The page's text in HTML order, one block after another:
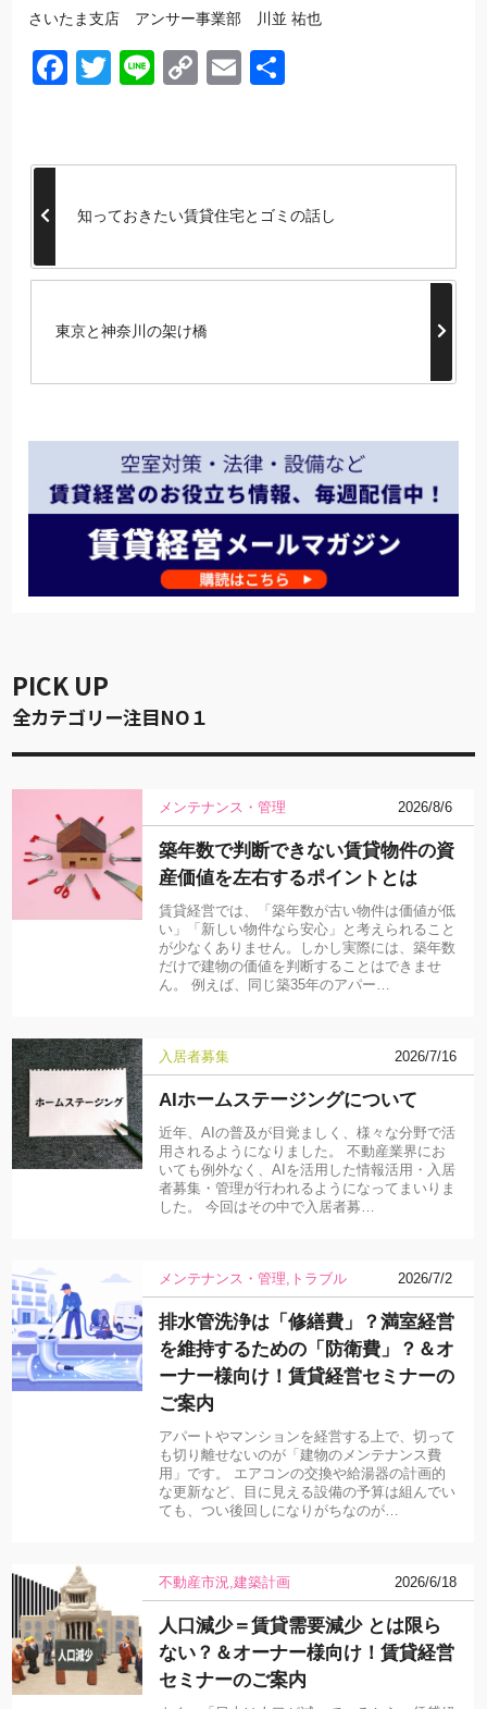
さいたま支店 アンサー事業部 川並 祐也
Facebook
Twitter
LineCopyEmail
知っておきたい賃貸住宅とゴミの話し
東京と神奈川の架け橋
PICK UP
全カテゴリー注目NO１
メンテナンス・管理 2026/8/6
築年数で判断できない賃貸物件の資
産価値を左右するポイントとは
賃貸経営では、「築年数が古い物件は価値が低
い」「新しい物件なら安心」と考えられること
が少なくありません。しかし実際には、築年数
だけで建物の価値を判断することはできませ
ん。 例えば、同じ築35年のアパー…
入居者募集 2026/7/16
AIホームステージングについて
近年、AIの普及が目覚ましく、様々な分野で活
用されるようになりました。 不動産業界にお
いても例外なく、AIを活用した情報活用・入居
者募集・管理が行われるようになってまいりま
した。 今回はその中で入居者募…
メンテナンス・管理 トラブル 2026/7/2
排水管洗浄は「修繕費」？満室経営
を維持するための「防衛費」？＆オ
ーナー様向け！賃貸経営セミナーの
ご案内
アパートやマンションを経営する上で、切って
も切り離せないのが「建物のメンテナンス費
用」です。 エアコンの交換や給湯器の計画的
な更新など、目に見える設備の予算は組んでい
ても、つい後回しになりがちなのが…
不動産市況 建築計画 2026/6/18
人口減少＝賃貸需要減少 とは限ら
ない？＆オーナー様向け！賃貸経営
セミナーのご案内